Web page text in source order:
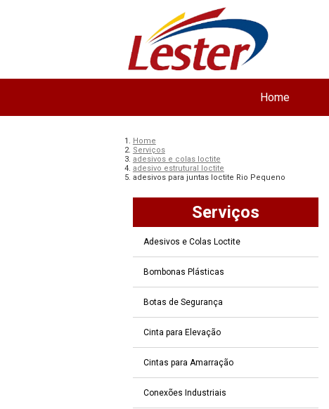
Home
Home
Serviços
adesivos e colas loctite
adesivo estrutural loctite
adesivos para juntas loctite Rio Pequeno
Serviços
Adesivos e Colas Loctite
Bombonas Plásticas
Botas de Segurança
Cinta para Elevação
Cintas para Amarração
Conexões Industriais